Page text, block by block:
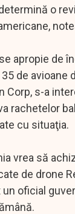
o
apropie de
de avioane
Corp, s-a
rachetelor
cu situaţia.
vrea să
de drone
un oficial